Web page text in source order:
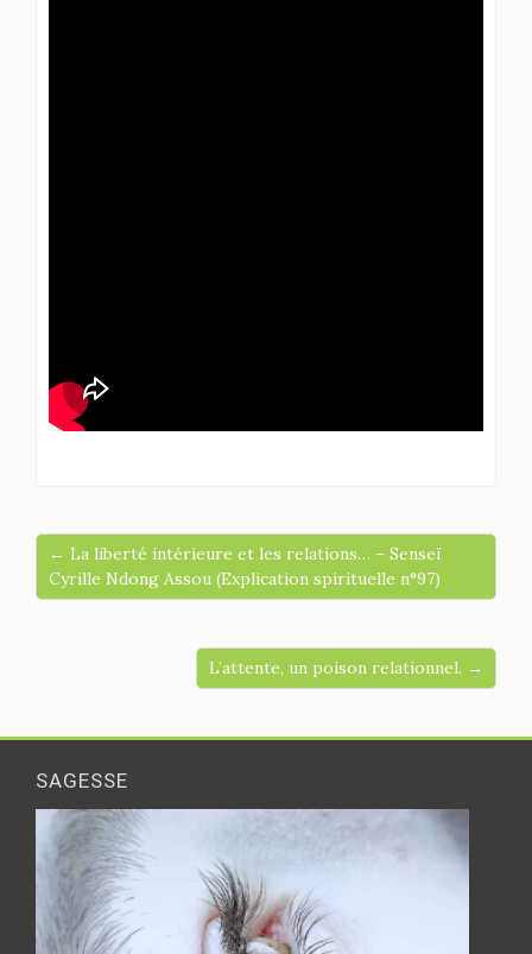
← La liberté intérieure et les relations… – Senseï
Cyrille Ndong Assou (Explication spirituelle n°97)
L’attente, un poison relationnel. →
SAGESSE